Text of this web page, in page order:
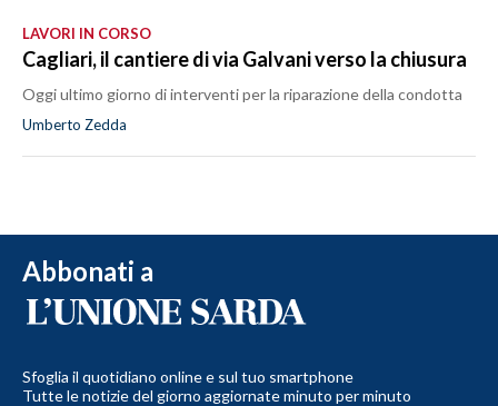
LAVORI IN CORSO
Cagliari, il cantiere di via Galvani verso la chiusura
Oggi ultimo giorno di interventi per la riparazione della condotta
Umberto Zedda
Abbonati a
Sfoglia il quotidiano online e sul tuo smartphone
Tutte le notizie del giorno aggiornate minuto per minuto